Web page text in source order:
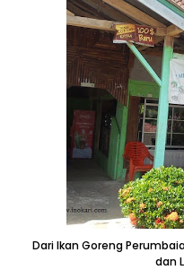
Dari Ikan Goreng
dan